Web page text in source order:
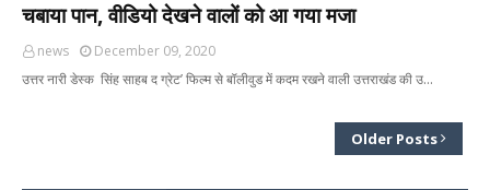
चबाया पान, वीडियो देखने वालों को आ गया मजा
news
December 09, 2020
उत्तर नारी डेस्क सिंह साहब द ग्रेट’ फिल्म से बॉलीवुड में कदम रखने वाली उत्तराखंड की उ…
Older Posts